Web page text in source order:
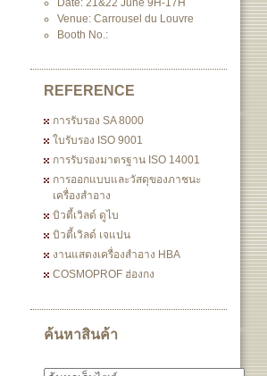
Date: 21&22 June 9H-17H
Venue: Carrousel du Louvre
Booth No.:
REFERENCE
การรับรอง SA 8000
ใบรับรอง ISO 9001
การรับรองมาตรฐาน ISO 14001
การออกแบบและวัสดุของภาชนะ
เครื่องสำอาง
บิวตี้เวิลด์ ดูไบ
บิวตี้เวิลด์ เจแปน
งานแสดงเครื่องสำอาง HBA
COSMOPROF ฮ่องกง
ค้นหาสินค้า